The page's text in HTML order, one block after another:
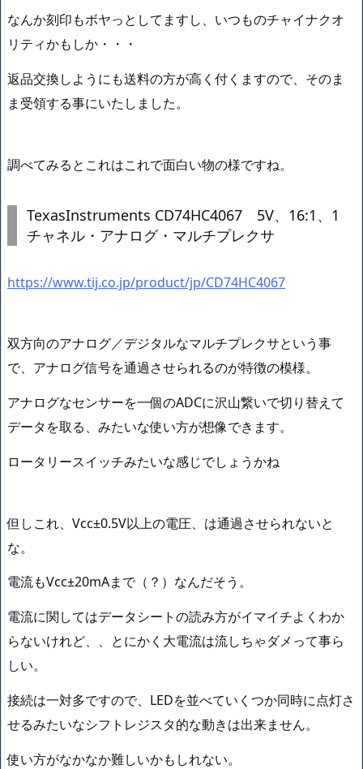
なんか刻印もボヤっとしてますし、いつものチャイナクオ
リティかもしか・・・
返品交換しようにも送料の方が高く付くますので、そのま
ま受領する事にいたしました。
調べてみるとこれはこれで面白い物の様ですね。
TexasInstruments CD74HC4067 5V、16:1、1
チャネル・アナログ・マルチプレクサ
https://www.tij.co.jp/product/jp/CD74HC4067
双方向のアナログ／デジタルなマルチプレクサという事
で、アナログ信号を通過させられるのが特徴の模様。
アナログなセンサーを一個のADCに沢山繋いで切り替えて
データを取る、みたいな使い方が想像できます。
ロータリースイッチみたいな感じでしょうかね
但しこれ、Vcc±0.5V以上の電圧、は通過させられないと
な。
電流もVcc±20mAまで（？）なんだそう。
電流に関してはデータシートの読み方がイマイチよくわか
らないけれど、、とにかく大電流は流しちゃダメって事ら
しい。
接続は一対多ですので、LEDを並べていくつか同時に点灯さ
せるみたいなシフトレジスタ的な動きは出来ません。
使い方がなかなか難しいかもしれない。